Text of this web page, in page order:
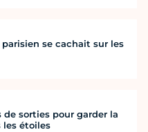
parisien se cachait sur les
de sorties pour garder la
les étoiles